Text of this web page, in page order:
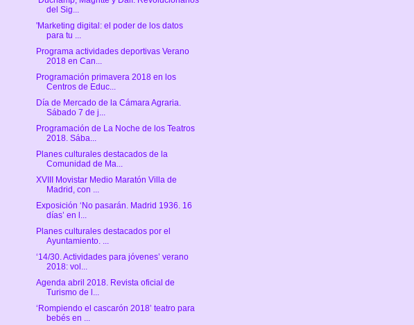
del Sig...
'Marketing digital: el poder de los datos
para tu ...
Programa actividades deportivas Verano
2018 en Can...
Programación primavera 2018 en los
Centros de Educ...
Día de Mercado de la Cámara Agraria.
Sábado 7 de j...
Programación de La Noche de los Teatros
2018. Sába...
Planes culturales destacados de la
Comunidad de Ma...
XVIII Movistar Medio Maratón Villa de
Madrid, con ...
Exposición ‘No pasarán. Madrid 1936. 16
días’ en l...
Planes culturales destacados por el
Ayuntamiento. ...
‘14/30. Actividades para jóvenes’ verano
2018: vol...
Agenda abril 2018. Revista oficial de
Turismo de l...
‘Rompiendo el cascarón 2018’ teatro para
bebés en ...